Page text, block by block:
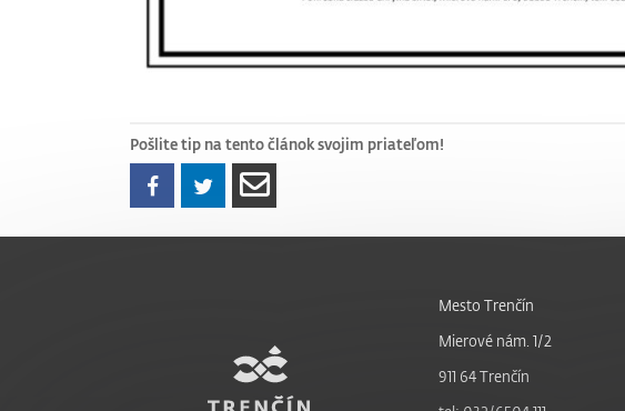
Pošlite tip na tento článok svojim priateľom!
Mesto Trenčín
Mierové nám. 1/2
911 64 Trenčín